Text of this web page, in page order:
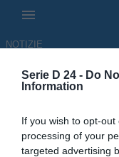
Serie D 24 - Do
Information
If you wish to opt-
processing of your
targeted advertising
NOTIZIE
Fidelis
Angelo
Virtus